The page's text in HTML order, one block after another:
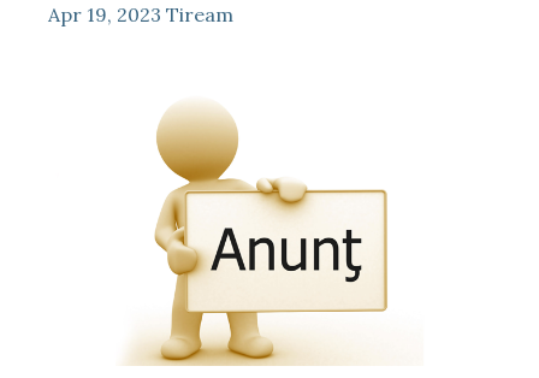
Apr 19, 2023 Tiream